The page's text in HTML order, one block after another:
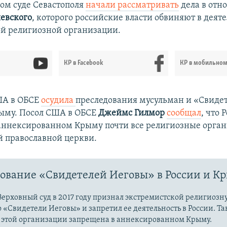
суде Севастополяначали рассматривать дела в
, которого российские власти обвиняют в
религиозной организации.
КР в Facebook КР в
в ОБСЕосудилапреследования мусульман и
Посол США в ОБСЕДжеймс Гилморсообщал, что
Крыму почти все религиозные
православной церкви.
«Свидетелей Иеговы» в России и
суд в 2017 году признал экстремистской
Иеговы» и запретил ее деятельность в России.
этой организации запрещена в аннексированном Крыму.